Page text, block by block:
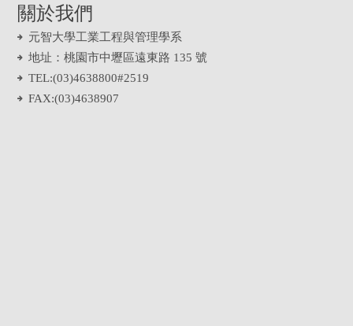
關於我們
元智大學工業工程與管理學系
地址：桃園市中壢區遠東路 135 號
TEL:(03)4638800#2519
FAX:(03)4638907